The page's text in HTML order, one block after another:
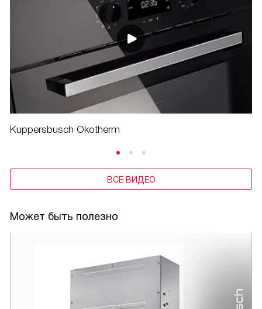
Kuppersbusch Okotherm
ВСЕ ВИДЕО
Может быть полезно